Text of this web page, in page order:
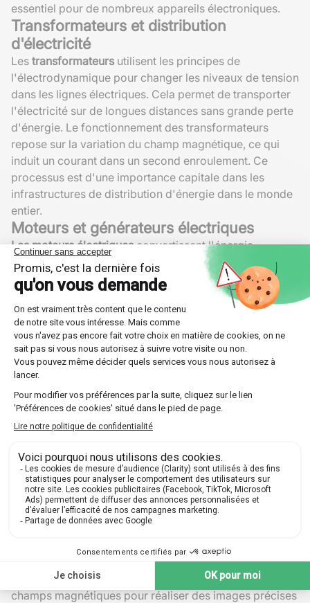
essentiel pour de nombreux appareils électroniques.
Transformateurs et distribution
d'électricité
Les transformateurs utilisent les principes de
l'électrodynamique pour changer les niveaux de tension
dans les lignes électriques. Cela permet de transporter
l'électricité sur de longues distances sans grande perte
d'énergie. Le fonctionnement des transformateurs
repose sur la variation du champ magnétique, ce qui
induit un courant dans un second enroulement. Ce
processus est d'une importance capitale dans les
infrastructures de distribution d'énergie dans le monde
entier.
Moteurs et générateurs électriques
Les moteurs électriquesconvertissent l'énergie
électrique en énergie mécanique, permettant ainsi de
faire fonctionner des machines et des outils.
Inversement, les générateurs convertissent l'énergie
mécanique en énergie électrique. Ces dispositifs sont
basés sur les interactions entre les champs électriques
et magnétiques qui font tourner un rotor à l'intérieur
d'un stator.
Courants alternatifs
fondamentaux de courant, essentiels pour
différentes applications industrielles.
Batteries- Stockage d'énergie électrique grâce au
portables.
Systèmes de télécommunication- Utilisent les
ondes électromagnétiques pour transmettre des
informations.
Électromagnétisme en médecine
joue également un rôle majeur
dans le domaine médical. Des équipements comme les
(imagerie par résonance magnétique) exploitent les
champs magnétiques pour réaliser des images précises